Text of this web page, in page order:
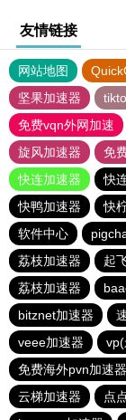
友情链接
网站地图
坚果加速器
免费vqn外网加速
旋风加速器
免
快连加速器
快
快鸭加速器
快
软件中心
荔枝加速器
起
荔枝加速器
bitznet加速器
veee加速器
免费海外pvn加速器
云梯加速器
点